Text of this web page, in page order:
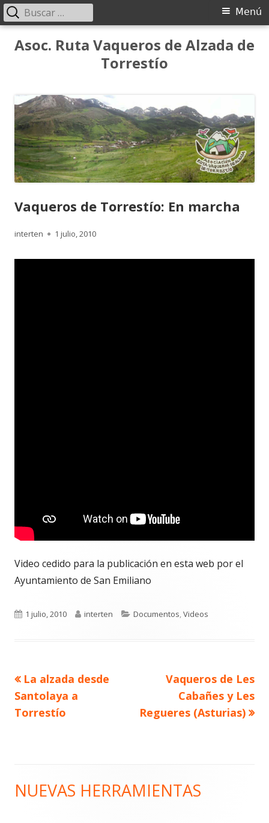
Asoc. Ruta Vaqueros de Alzada de
Torrestío
Menú
principal
Menú
Buscar:
Vaqueros de Torrestío: En marcha
Autor
interten
Publicado
1 julio, 2010
Video cedido para la publicación en esta web por el
Ayuntamiento de San Emiliano
Publicado
1 julio, 2010 Autor
interten Categorías
Documentos,Videos
Navegación
de
Artículo
anterior
La alzada desde
Santolaya a
Torrestío
Artículo
siguiente
Vaqueros de Les
Cabañes y Les
Regueres (Asturias)
Barra
NUEVAS HERRAMIENTAS